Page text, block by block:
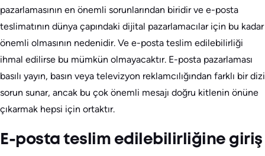
pazarlamasının en önemli sorunlarından biridir ve e-posta
teslimatının dünya çapındaki dijital pazarlamacılar için bu kadar
önemli olmasının nedenidir. Ve e-posta teslim edilebilirliği
ihmal edilirse bu mümkün olmayacaktır. E-posta pazarlaması
basılı yayın, basın veya televizyon reklamcılığından farklı bir dizi
sorun sunar, ancak bu çok önemli mesajı doğru kitlenin önüne
çıkarmak hepsi için ortaktır.
E-posta teslim edilebilirliğine giriş